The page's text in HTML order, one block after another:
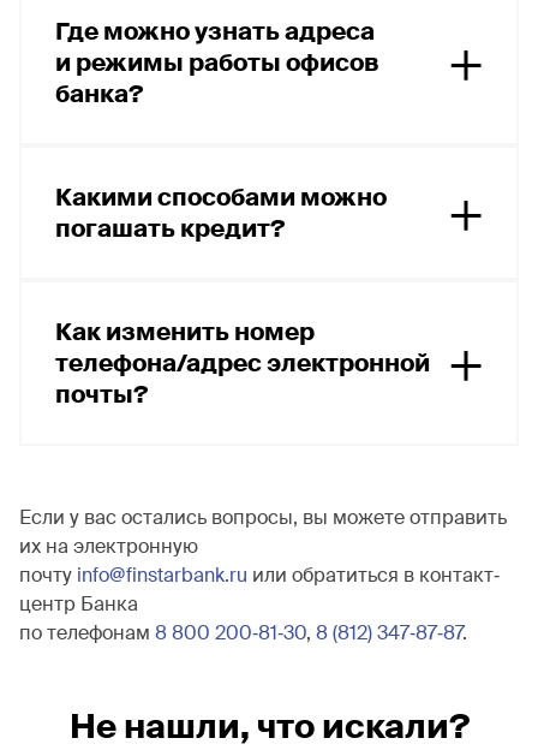
Где можно узнать адреса
и режимы работы офисов
банка?
ознакомиться на странице«Офисы», а также
в контакт‐центре по телефонам
8 800 200‐81‐30,
Какими способами можно
погашать кредит?
можно ознакомиться на сайте Банка
в контакт-центре по телефонам
8 800 200‐81‐30
8 (812) 347‐87‐87
Как изменить номер
телефона/адрес электронной
почты?
электронной почты или подайте его через Систему
дистанционного банковского обслуживания
Если у вас остались вопросы, вы можете отправить
их на электронную
почту info@finstarbank.ru или обратиться в контакт‐
центр Банка
по телефонам 8 800 200‐81‐30, 8 (812) 347‐87‐87.
Не нашли, что искали?